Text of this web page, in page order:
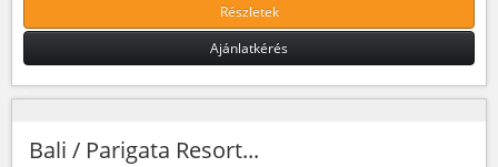
Részletek
Ajánlatkérés
Bali / Parigata Resort...